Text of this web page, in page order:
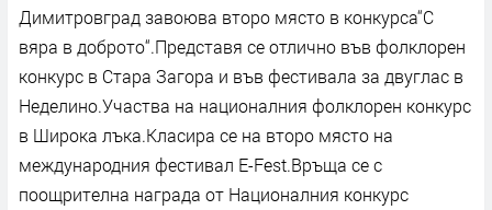
Димитровград завоюва второ място в конкурса“С
вяра в доброто“.Представя се отлично във фолклорен
конкурс в Стара Загора и във фестивала за двуглас в
Неделино.Участва на националния фолклорен конкурс
в Широка лъка.Класира се на второ място на
международния фестивал E-Fest.Връща се с
поощрителна награда от Националния конкурс